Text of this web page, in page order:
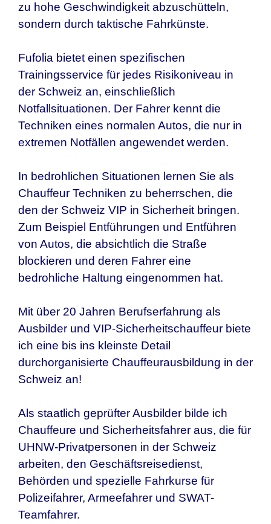
zu hohe Geschwindigkeit abzuschütteln,
sondern durch taktische Fahrkünste.
Fufolia bietet einen spezifischen
Trainingsservice für jedes Risikoniveau in
der Schweiz an, einschließlich
Notfallsituationen. Der Fahrer kennt die
Techniken eines normalen Autos, die nur in
extremen Notfällen angewendet werden.
In bedrohlichen Situationen lernen Sie als
Chauffeur Techniken zu beherrschen, die
den der Schweiz VIP in Sicherheit bringen.
Zum Beispiel Entführungen und Entführen
von Autos, die absichtlich die Straße
blockieren und deren Fahrer eine
bedrohliche Haltung eingenommen hat.
Mit über 20 Jahren Berufserfahrung als
Ausbilder und VIP-Sicherheitschauffeur biete
ich eine bis ins kleinste Detail
durchorganisierte Chauffeurausbildung in der
Schweiz an!
Als staatlich geprüfter Ausbilder bilde ich
Chauffeure und Sicherheitsfahrer aus, die für
UHNW-Privatpersonen in der Schweiz
arbeiten, den Geschäftsreisedienst,
Behörden und spezielle Fahrkurse für
Polizeifahrer, Armeefahrer und SWAT-
Teamfahrer.